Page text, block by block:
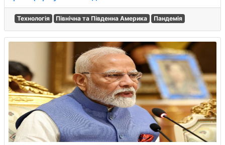
Технологія Північна та Південна Америка Пандемія